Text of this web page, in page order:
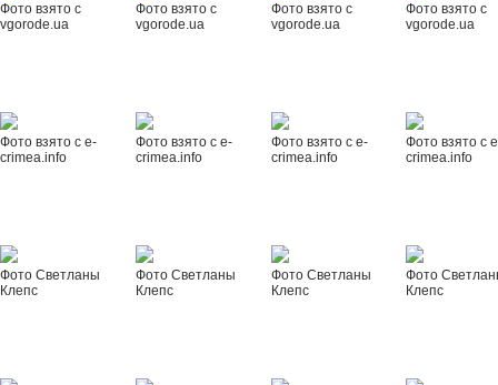
Фото взято с
vgorode.ua
Фото взято с
vgorode.ua
Фото взято с
vgorode.ua
Фото взято с
vgorode.ua
Фото взято с e-
crimea.info
Фото взято с e-
crimea.info
Фото взято с e-
crimea.info
Фото взято с
crimea.info
Фото Светланы
Клепс
Фото Светланы
Клепс
Фото Светланы
Клепс
Фото
Клепс